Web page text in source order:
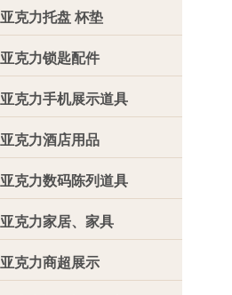
亚克力托盘 杯垫
亚克力锁匙配件
亚克力手机展示道具
亚克力酒店用品
亚克力数码陈列道具
亚克力家居、家具
亚克力商超展示